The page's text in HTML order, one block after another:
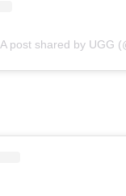
A post shared by UGG